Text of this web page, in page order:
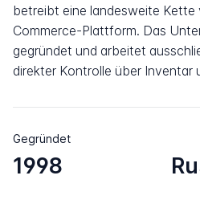
betreibt eine landesweite Kette
Commerce-Plattform. Das
gegründet und arbeitet
direkter Kontrolle über Inventar
Gegründet
1998